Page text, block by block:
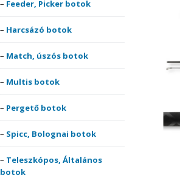
orsók
Akciós székek, ágyak,
Csónakmotorok
Egyéb Akciós termékek
Elektromos kapásjelzők
Feeder, Picker botok
Harcsázó botok
Match, úszós botok
Multis botok
Pergető botok
Spicc, Bolognai botok
Teleszkópos, Általános
botok